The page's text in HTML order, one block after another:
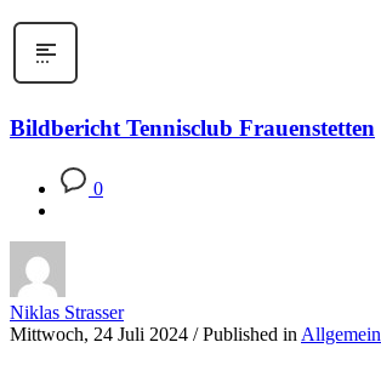
Bildbericht Tennisclub Frauenstetten
0
Niklas Strasser
Mittwoch, 24 Juli 2024 / Published in Allgemein